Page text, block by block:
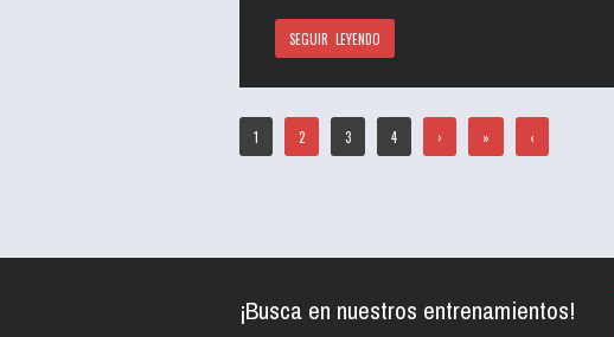
SEGUIR LEYENDO
‹
1 2 3 4 › »
¡Busca en nuestros entrenamientos!